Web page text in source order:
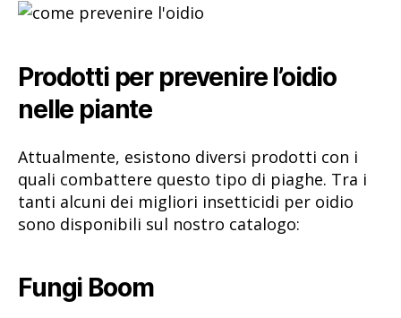
Prodotti per prevenire l’oidio
nelle piante
Attualmente, esistono diversi prodotti con i
quali combattere questo tipo di piaghe. Tra i
tanti alcuni dei migliori insetticidi per oidio
sono disponibili sul nostro catalogo:
Fungi Boom